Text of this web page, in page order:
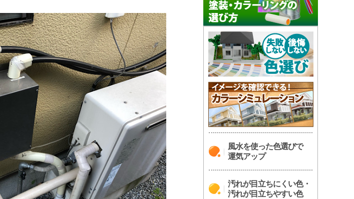
風水を使った色選びで
運気アップ
汚れが目立ちにくい色・
汚れが目立ちやすい色